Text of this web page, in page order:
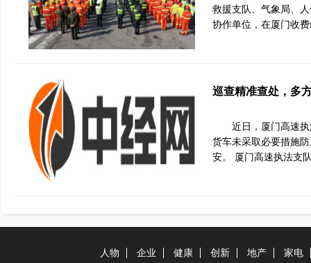
救援支队、气象局、
协作单位，在厦门收
巡查精准查处，多
近日，厦门高速
货车未采取必要措施
安。 厦门高速执法支
人物 企业 健康 创新 地产 家电